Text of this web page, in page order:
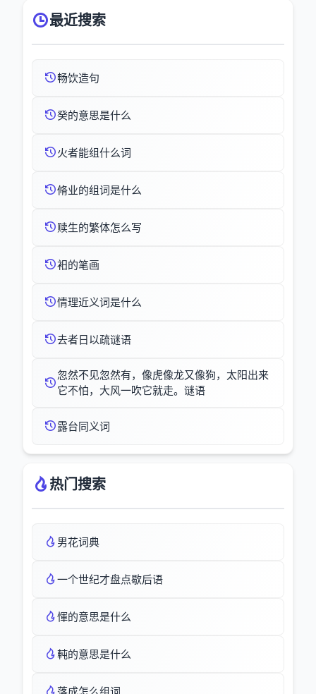
最近搜索
畅饮造句
癸的意思是什么
火者能组什么词
脩业的组词是什么
赎生的繁体怎么写
衵的笔画
情理近义词是什么
去者日以疏谜语
忽然不见忽然有，像虎像龙又像狗，太阳出来
它不怕，大风一吹它就走。谜语
露台同义词
热门搜索
男花词典
一个世纪才盘点歇后语
惲的意思是什么
軘的意思是什么
落成怎么组词